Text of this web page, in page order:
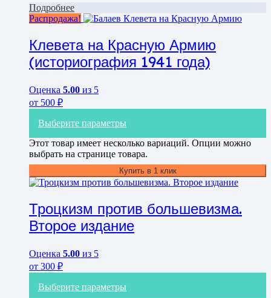
Подробнее
Распродажа!
Клевета на Красную Армию
(историография 1941 года)
Оценка 5.00 из 5
от 500 ₽
Выберите параметры
Этот товар имеет несколько вариаций. Опции можно
выбрать на странице товара.
Купить в 1 клик
Троцкизм против большевизма.
Второе издание
Оценка 5.00 из 5
от 300 ₽
Выберите параметры